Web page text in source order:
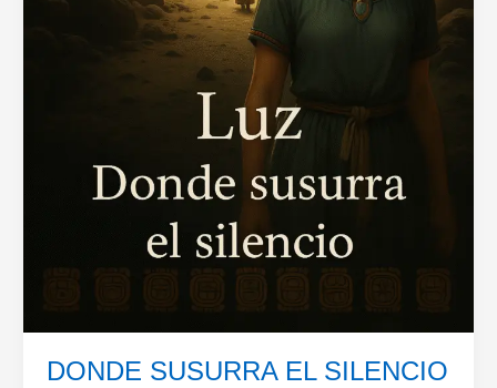
DONDE SUSURRA EL SILENCIO